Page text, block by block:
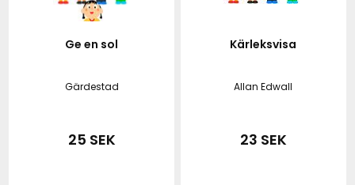
Ge en sol
Gärdestad
25 SEK
Kärleksvisa
Allan Edwall
23 SEK